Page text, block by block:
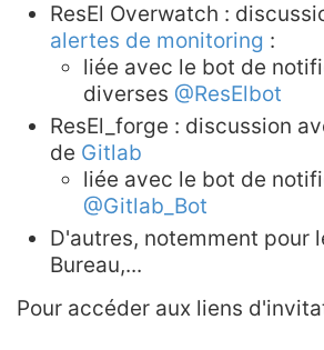
ResEl Overwatch :
alertes de monitoring :
liée avec le bot de
diverses @ResElbot
ResEl_forge : discussion
de Gitlab
liée avec le bot de
@Gitlab_Bot
D'autres, notemment pour
Bureau,...
Pour accéder aux liens